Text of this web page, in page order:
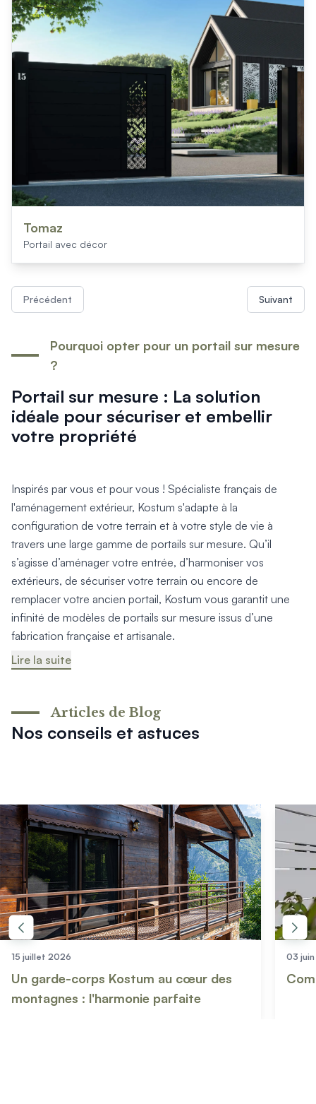
Tomaz
Portail avec décor
Précédent Suivant
Portail sur mesure : La solution
idéale pour sécuriser et embellir
votre propriété
Pourquoi opter pour un portail sur mesure
?
Inspirés par vous et pour vous ! Spécialiste français de
l'aménagement extérieur, Kostum s'adapte à la
configuration de votre terrain et à votre style de vie à
travers une large gamme de portails sur mesure. Qu’il
s’agisse d’aménager votre entrée, d’harmoniser vos
extérieurs, de sécuriser votre terrain ou encore de
remplacer votre ancien portail, Kostum vous garantit une
infinité de modèles de portails sur mesure issus d’une
fabrication française et artisanale.
Lire la suite
Nos conseils et astuces
Articles de Blog
15 juillet 2026
Un garde-corps Kostum au cœur des
montagnes : l'harmonie parfaite
03